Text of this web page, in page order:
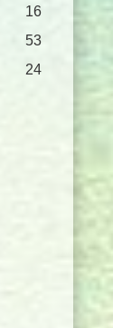
16
53
24